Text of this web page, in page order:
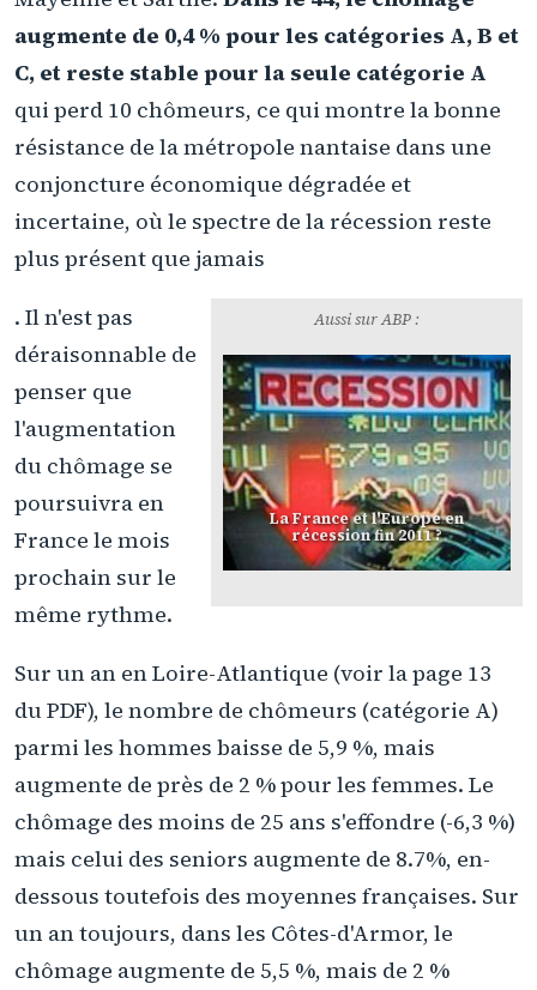
augmente de 0,4 % pour les catégories A, B et
C, et reste stable pour la seule catégorie A
qui perd 10 chômeurs, ce qui montre la bonne
résistance de la métropole nantaise dans une
conjoncture économique dégradée et
incertaine, où le spectre de la récession reste
plus présent que jamais
Aussi sur ABP :
La France et l'Europe en
récession fin 2011 ?
. Il n'est pas
déraisonnable de
penser que
l'augmentation
du chômage se
poursuivra en
France le mois
prochain sur le
même rythme.
Sur un an en Loire-Atlantique (voir la page 13
du PDF), le nombre de chômeurs (catégorie A)
parmi les hommes baisse de 5,9 %, mais
augmente de près de 2 % pour les femmes. Le
chômage des moins de 25 ans s'effondre (-6,3 %)
mais celui des seniors augmente de 8.7%, en-
dessous toutefois des moyennes françaises. Sur
un an toujours, dans les Côtes-d'Armor, le
chômage augmente de 5,5 %, mais de 2 %